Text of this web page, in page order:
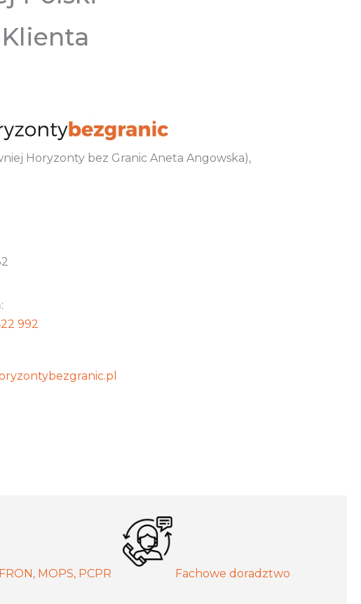
Horyzonty bez Granic Aneta Angowska),
992
MOPS, PCPR Fachowe doradztwo